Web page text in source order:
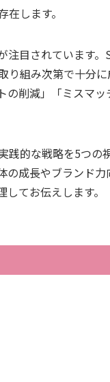
します。
目されています。
り組み次第で十分
の削減」「ミスマ
践的な戦略を5つの
成長やブランド力
てお伝えします。